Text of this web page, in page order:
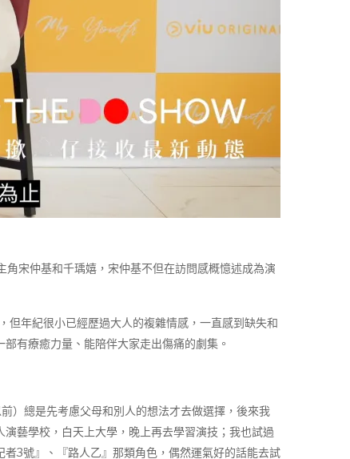
宋仲基和千瑀嬉，宋仲基不但在訪問感概憶述成為演
年紀很小已經歷過大人的複雜情感，一直感到缺失和
有療癒力量、能陪伴大家走出傷痛的劇集。
）總是先考慮父母和別人的想法才去做選擇，後來我
藝學校，白天上大學，晚上再去學習演技；我也試過
3號』、『路人乙』那類角色，偶然運氣好的話能去試